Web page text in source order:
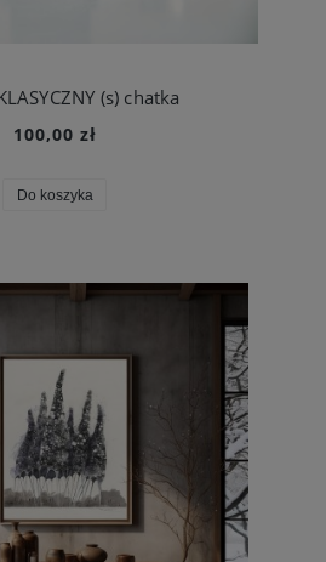
(s) chatka
100,00 zł
Do koszyka